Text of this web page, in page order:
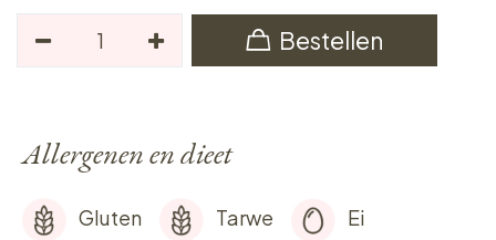
Bestellen
Allergenen en dieet
Gluten Tarwe Ei